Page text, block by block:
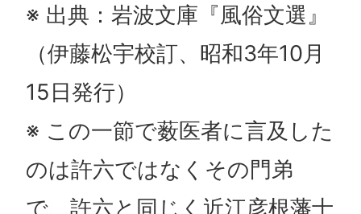
※ 出典：岩波文庫『風俗文選』
（伊藤松宇校訂、昭和3年10月
15日発行）
※ この一節で薮医者に言及した
のは許六ではなくその門弟
で、許六と同じく近江彦根藩士